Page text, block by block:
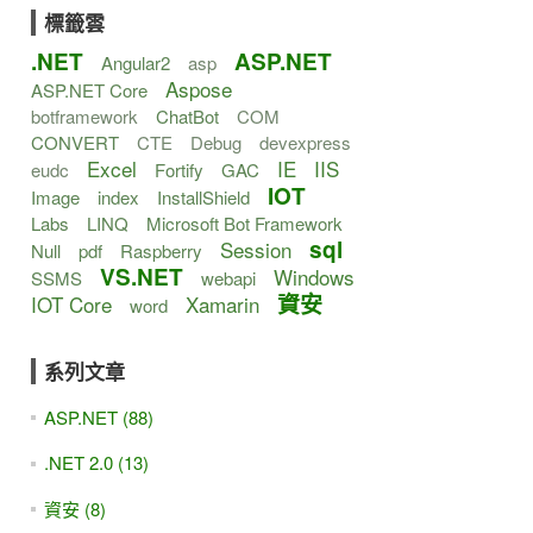
標籤雲
.NET Angular2 asp ASP.NET
ASP.NET Core Aspose
botframework ChatBot
COM
CONVERT
CTE Debug
devexpress
eudc
Excel Fortify GAC IE IIS
Image index InstallShield IOT
Labs LINQ
Microsoft Bot Framework
Null
pdf Raspberry Session sql
SSMS VS.NET webapi
Windows
IOT Core
word Xamarin 資安
系列文章
ASP.NET (88)
.NET 2.0 (13)
資安 (8)